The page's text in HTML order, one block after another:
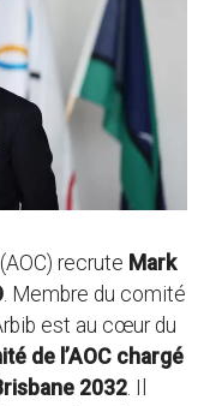
recrute Mark
. Membre du comité
est au cœur du
de l’AOC chargé
2032. Il